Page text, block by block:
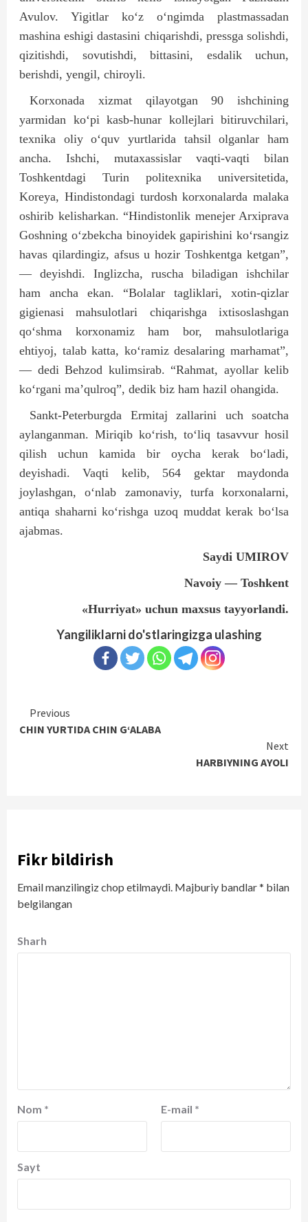
Avulov. Yigitlar ko‘z o‘ngimda plastmassadan
mashina eshigi dastasini chiqarishdi, pressga solishdi,
qizitishdi, sovutishdi, bittasini, esdalik uchun,
berishdi, yengil, chiroyli.
Korxonada xizmat qilayotgan 90 ishchining
yarmidan ko‘pi kasb-hunar kollejlari bitiruvchilari,
texnika oliy o‘quv yurtlarida tahsil olganlar ham
ancha. Ishchi, mutaxassislar vaqti-vaqti bilan
Toshkentdagi Turin politexnika universitetida,
Koreya, Hindistondagi turdosh korxonalarda malaka
oshirib kelisharkan. “Hindistonlik menejer Arxiprava
Goshning o‘zbekcha binoyidek gapirishini ko‘rsangiz
havas qilardingiz, afsus u hozir Toshkentga ketgan”,
— deyishdi. Inglizcha, ruscha biladigan ishchilar
ham ancha ekan. “Bolalar tagliklari, xotin-qizlar
gigienasi mahsulotlari chiqarishga ixtisoslashgan
qo‘shma korxonamiz ham bor, mahsulotlariga
ehtiyoj, talab katta, ko‘ramiz desalaring marhamat”,
— dedi Behzod kulimsirab. “Rahmat, ayollar kelib
ko‘rgani ma’qulroq”, dedik biz ham hazil ohangida.
Sankt-Peterburgda Ermitaj zallarini uch soatcha
aylanganman. Miriqib ko‘rish, to‘liq tasavvur hosil
qilish uchun kamida bir oycha kerak bo‘ladi,
deyishadi. Vaqti kelib, 564 gektar maydonda
joylashgan, o‘nlab zamonaviy, turfa korxonalarni,
antiqa shaharni ko‘rishga uzoq muddat kerak bo‘lsa
ajabmas.
Saydi UMIROV
Navoiy — Toshkent
«Hurriyat» uchun maxsus tayyorlandi.
Yangiliklarni do'stlaringizga ulashing
Continue
Reading
Previous
CHIN YURTIDA CHIN G‘ALABA
Next
HARBIYNING AYOLI
Fikr bildirish
Email manzilingiz chop etilmaydi. Majburiy bandlar* bilan
belgilangan
Sharh
Nom * E-mail *
Sayt